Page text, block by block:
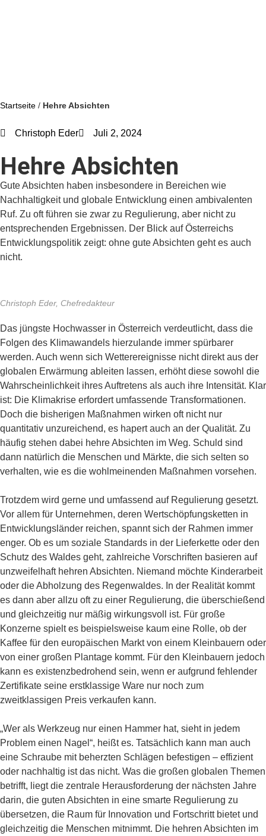
Startseite / Hehre Absichten
Christoph Eder Juli 2, 2024
Hehre Absichten
Gute Absichten haben insbesondere in Bereichen wie
Nachhaltigkeit und globale Entwicklung einen ambivalenten
Ruf. Zu oft führen sie zwar zu Regulierung, aber nicht zu
entsprechenden Ergebnissen. Der Blick auf Österreichs
Entwicklungspolitik zeigt: ohne gute Absichten geht es auch
nicht.
Christoph Eder, Chefredakteur
Das jüngste Hochwasser in Österreich verdeutlicht, dass die
Folgen des Klimawandels hierzulande immer spürbarer
werden. Auch wenn sich Wetterereignisse nicht direkt aus der
globalen Erwärmung ableiten lassen, erhöht diese sowohl die
Wahrscheinlichkeit ihres Auftretens als auch ihre Intensität. Klar
ist: Die Klimakrise erfordert umfassende Transformationen.
Doch die bisherigen Maßnahmen wirken oft nicht nur
quantitativ unzureichend, es hapert auch an der Qualität. Zu
häufig stehen dabei hehre Absichten im Weg. Schuld sind
dann natürlich die Menschen und Märkte, die sich selten so
verhalten, wie es die wohlmeinenden Maßnahmen vorsehen.
Trotzdem wird gerne und umfassend auf Regulierung gesetzt.
Vor allem für Unternehmen, deren Wertschöpfungsketten in
Entwicklungsländer reichen, spannt sich der Rahmen immer
enger. Ob es um soziale Standards in der Lieferkette oder den
Schutz des Waldes geht, zahlreiche Vorschriften basieren auf
unzweifelhaft hehren Absichten. Niemand möchte Kinderarbeit
oder die Abholzung des Regenwaldes. In der Realität kommt
es dann aber allzu oft zu einer Regulierung, die überschießend
und gleichzeitig nur mäßig wirkungsvoll ist. Für große
Konzerne spielt es beispielsweise kaum eine Rolle, ob der
Kaffee für den europäischen Markt von einem Kleinbauern oder
von einer großen Plantage kommt. Für den Kleinbauern jedoch
kann es existenzbedrohend sein, wenn er aufgrund fehlender
Zertifikate seine erstklassige Ware nur noch zum
zweitklassigen Preis verkaufen kann.
„Wer als Werkzeug nur einen Hammer hat, sieht in jedem
Problem einen Nagel“, heißt es. Tatsächlich kann man auch
eine Schraube mit beherzten Schlägen befestigen – effizient
oder nachhaltig ist das nicht. Was die großen globalen Themen
betrifft, liegt die zentrale Herausforderung der nächsten Jahre
darin, die guten Absichten in eine smarte Regulierung zu
übersetzen, die Raum für Innovation und Fortschritt bietet und
gleichzeitig die Menschen mitnimmt. Die hehren Absichten im